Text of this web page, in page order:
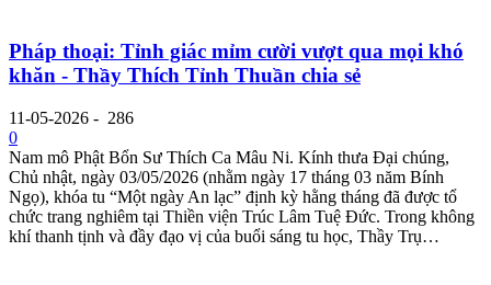
Pháp thoại: Tỉnh giác mỉm cười vượt qua mọi khó
khăn - Thầy Thích Tỉnh Thuần chia sẻ
11-05-2026 - 286
0
Nam mô Phật Bổn Sư Thích Ca Mâu Ni. Kính thưa Đại chúng,
Chủ nhật, ngày 03/05/2026 (nhằm ngày 17 tháng 03 năm Bính
Ngọ), khóa tu “Một ngày An lạc” định kỳ hằng tháng đã được tổ
chức trang nghiêm tại Thiền viện Trúc Lâm Tuệ Đức. Trong không
khí thanh tịnh và đầy đạo vị của buổi sáng tu học, Thầy Trụ…